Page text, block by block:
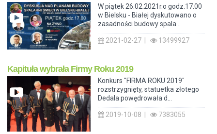
W piątek 26.02.2021r.o godz.17.00
w Bielsku - Białej dyskutowano o
zasadności budowy spala...
2021-02-27 | 13499927
Kapituła wybrała Firmy Roku 2019
Konkurs "FIRMA ROKU 2019"
rozstrzygnięty, statuetka złotego
Dedala powędrowała d...
2019-10-08 | 7383055